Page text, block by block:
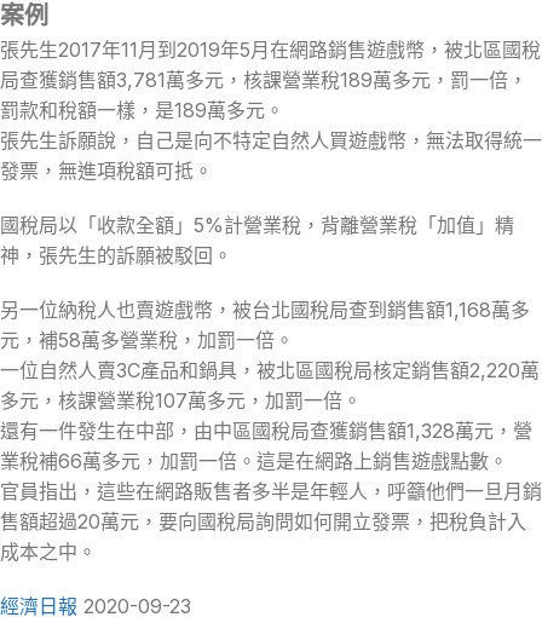
案例
張先生2017年11月到2019年5月在網路銷售遊戲幣，被北區國稅
局查獲銷售額3,781萬多元，核課營業稅189萬多元，罰一倍，
罰款和稅額一樣，是189萬多元。
張先生訴願說，自己是向不特定自然人買遊戲幣，無法取得統一
發票，無進項稅額可抵。
國稅局以「收款全額」5%計營業稅，背離營業稅「加值」精
神，張先生的訴願被駁回。
另一位納稅人也賣遊戲幣，被台北國稅局查到銷售額1,168萬多
元，補58萬多營業稅，加罰一倍。
一位自然人賣3C產品和鍋具，被北區國稅局核定銷售額2,220萬
多元，核課營業稅107萬多元，加罰一倍。
還有一件發生在中部，由中區國稅局查獲銷售額1,328萬元，營
業稅補66萬多元，加罰一倍。這是在網路上銷售遊戲點數。
官員指出，這些在網路販售者多半是年輕人，呼籲他們一旦月銷
售額超過20萬元，要向國稅局詢問如何開立發票，把稅負計入
成本之中。
經濟日報 2020-09-23